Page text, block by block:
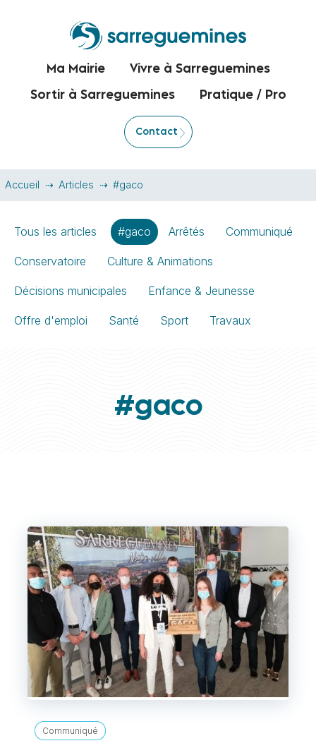
Ma Mairie Vivre à Sarreguemines
Sortir à Sarreguemines Pratique / Pro
Contact
Accueil Articles #gaco
Tous les articles #gaco Arrêtés Communiqué
Conservatoire Culture & Animations
Décisions municipales Enfance & Jeunesse
Offre d'emploi Santé Sport Travaux
#gaco
Communiqué